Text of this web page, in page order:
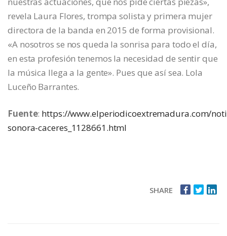
revela Laura Flores, trompa solista y primera mujer
directora de la banda en 2015 de forma provisional.
«A nosotros se nos queda la sonrisa para todo el día,
en esta profesión tenemos la necesidad de sentir que
la música llega a la gente». Pues que así sea. Lola
Luceño Barrantes.
Fuente: https://www.elperiodicoextremadura.com/
sonora-caceres_1128661.html
SHARE